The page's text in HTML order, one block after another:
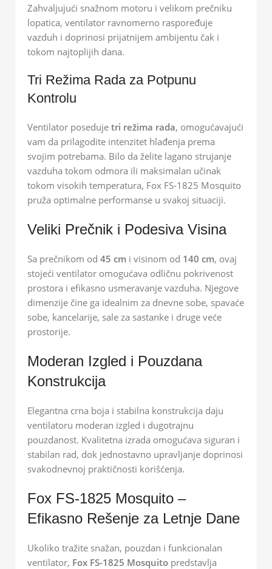
Zahvaljujući snažnom motoru i velikom prečniku
lopatica, ventilator ravnomerno raspoređuje
vazduh i doprinosi prijatnijem ambijentu čak i
tokom najtoplijih dana.
Tri Režima Rada za Potpunu
Kontrolu
Ventilator poseduje tri režima rada, omogućavajući
vam da prilagodite intenzitet hlađenja prema
svojim potrebama. Bilo da želite lagano strujanje
vazduha tokom odmora ili maksimalan učinak
tokom visokih temperatura, Fox FS-1825 Mosquito
pruža optimalne performanse u svakoj situaciji.
Veliki Prečnik i Podesiva Visina
Sa prečnikom od 45 cm i visinom od 140 cm, ovaj
stojeći ventilator omogućava odličnu pokrivenost
prostora i efikasno usmeravanje vazduha. Njegove
dimenzije čine ga idealnim za dnevne sobe, spavaće
sobe, kancelarije, sale za sastanke i druge veće
prostorije.
Moderan Izgled i Pouzdana
Konstrukcija
Elegantna crna boja i stabilna konstrukcija daju
ventilatoru moderan izgled i dugotrajnu
pouzdanost. Kvalitetna izrada omogućava siguran i
stabilan rad, dok jednostavno upravljanje doprinosi
svakodnevnoj praktičnosti korišćenja.
Fox FS-1825 Mosquito –
Efikasno Rešenje za Letnje Dane
Ukoliko tražite snažan, pouzdan i funkcionalan
ventilator, Fox FS-1825 Mosquito predstavlja